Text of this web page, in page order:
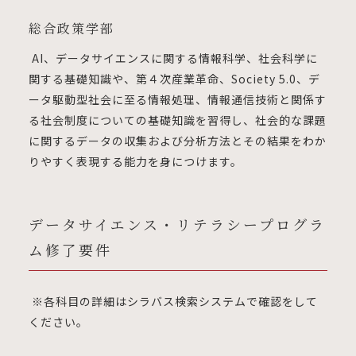
総合政策学部
AI、データサイエンスに関する情報科学、社会科学に
関する基礎知識や、第４次産業革命、Society 5.0、デ
ータ駆動型社会に至る情報処理、情報通信技術と関係す
る社会制度についての基礎知識を習得し、社会的な課題
に関するデータの収集および分析方法とその結果をわか
りやすく表現する能力を身につけます。
データサイエンス・リテラシープログラ
ム修了要件
※各科目の詳細はシラバス検索システムで確認をして
ください。